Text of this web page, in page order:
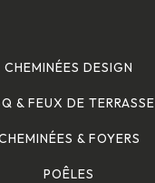
CHEMINÉES DESIGN
& FEUX DE TERRASSE
& FOYERS
POÊLES